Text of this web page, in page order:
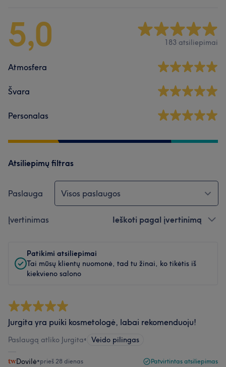
5,0 183 atsiliepimai
Atmosfera
Švara
Personalas
Atsiliepimų filtras
Paslauga Visos paslaugos
Įvertinimas Ieškoti pagal įvertinimą
Patikimi atsiliepimai
Tai mūsų klientų nuomonė, tad tu žinai, ko tikėtis iš
kiekvieno salono
Jurgita yra puiki kosmetologė, labai rekomenduoju!
Paslaugą atliko Jurgita• Veido pilingas
Dovilė•prieš 28 dienas Patvirtintas atsiliepimas